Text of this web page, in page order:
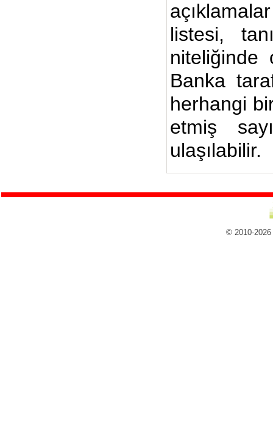
listesi,
niteliğinde
Banka
herhangi
etmiş
ulaşılabilir.
© 2010-2026